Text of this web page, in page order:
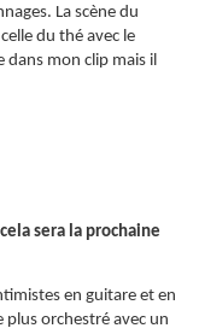
La scène du
du thé avec le
dans mon clip mais il
sera la prochaine
en guitare et en
orchestré avec un